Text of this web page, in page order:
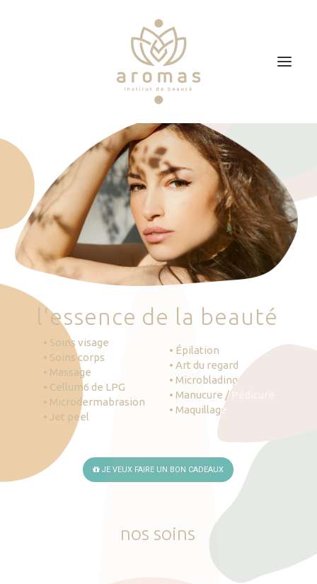
Soins
Je veux faire un bon cadeau
Plan d’accès
Prendre RDV
'essence de la beauté
• Soins visage
• Soins corps
• Massage
• Cellum6 de LPG
• Microdermabrasion
• Jet peel
• Épilation
• Art du regard
• Microblading
• Manucure / Pédicure
• Maquillage
JE VEUX FAIRE UN BON CADEAUX
nos soins